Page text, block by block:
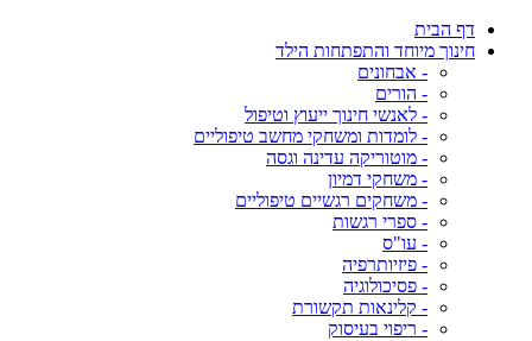
דף הבית
חינוך מיוחד והתפתחות הילד
- אבחונים
- הורים
- לאנשי חינוך ייעוץ וטיפול
- לומדות ומשחקי מחשב טיפוליים
- מוטוריקה עדינה וגסה
- משחקי דמיון
- משחקים רגשיים טיפוליים
- ספרי רגשות
- עו"ס
- פיזיותרפיה
- פסיכולוגיה
- קלינאות תקשורת
- ריפוי בעיסוק